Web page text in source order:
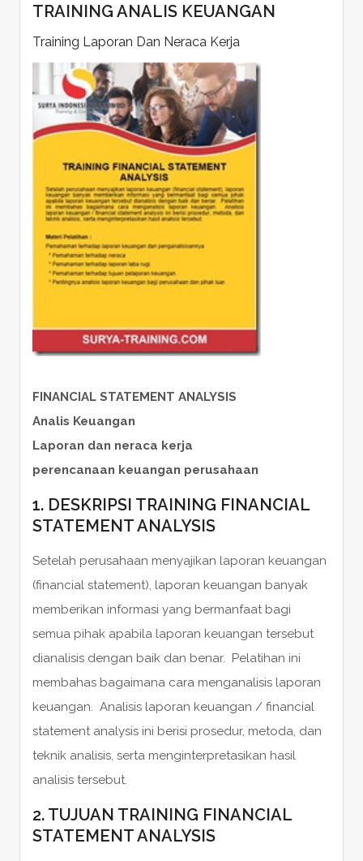
TRAINING ANALIS KEUANGAN
Training Laporan Dan Neraca Kerja
FINANCIAL STATEMENT ANALYSIS
Analis Keuangan
Laporan dan neraca kerja
perencanaan keuangan perusahaan
1. DESKRIPSI TRAINING FINANCIAL
STATEMENT ANALYSIS
Setelah perusahaan menyajikan laporan keuangan
(financial statement), laporan keuangan banyak
memberikan informasi yang bermanfaat bagi
semua pihak apabila laporan keuangan tersebut
dianalisis dengan baik dan benar. Pelatihan ini
membahas bagaimana cara menganalisis laporan
keuangan. Analisis laporan keuangan / financial
statement analysis ini berisi prosedur, metoda, dan
teknik analisis, serta menginterpretasikan hasil
analisis tersebut.
2. TUJUAN TRAINING FINANCIAL
STATEMENT ANALYSIS